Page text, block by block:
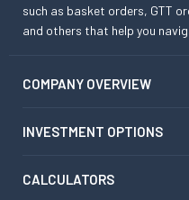
such as basket orders, GTT
and others that help you
COMPANY OVERVIEW
INVESTMENT OPTIONS
CALCULATORS